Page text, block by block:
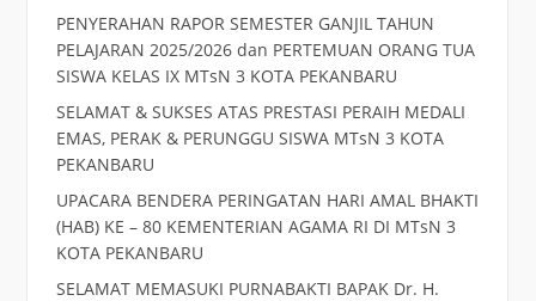
PENYERAHAN RAPOR SEMESTER GANJIL TAHUN
PELAJARAN 2025/2026 dan PERTEMUAN ORANG TUA
SISWA KELAS IX MTsN 3 KOTA PEKANBARU
SELAMAT & SUKSES ATAS PRESTASI PERAIH MEDALI
EMAS, PERAK & PERUNGGU SISWA MTsN 3 KOTA
PEKANBARU
UPACARA BENDERA PERINGATAN HARI AMAL BHAKTI
(HAB) KE – 80 KEMENTERIAN AGAMA RI DI MTsN 3
KOTA PEKANBARU
SELAMAT MEMASUKI PURNABAKTI BAPAK Dr. H.